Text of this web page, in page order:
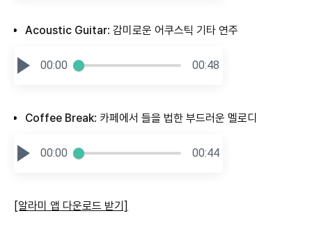
Acoustic Guitar: 감미로운 어쿠스틱 기타 연주
00:00 00:48
Coffee Break: 카페에서 들을 법한 부드러운 멜로디
00:00 00:44
[알라미 앱 다운로드 받기]